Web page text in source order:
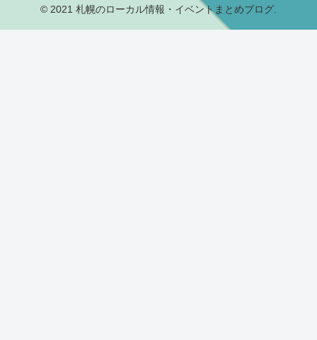
© 2021 札幌のローカル情報・イベントまとめブログ.